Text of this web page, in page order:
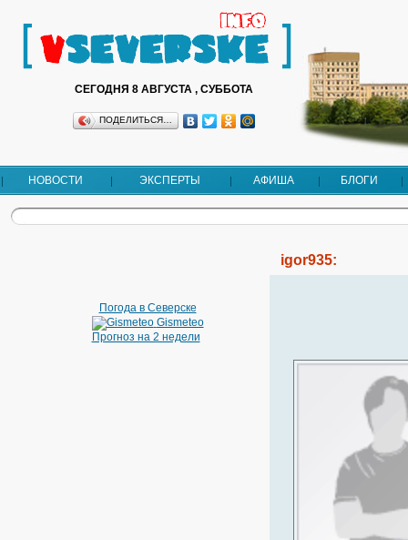
СЕГОДНЯ 8 АВГУСТА , СУББОТА
ПОДЕЛИТЬСЯ…
НОВОСТИ ЭКСПЕРТЫ АФИША БЛОГИ
Погода в Северске
Gismeteo
Прогноз на 2 недели
igor935: